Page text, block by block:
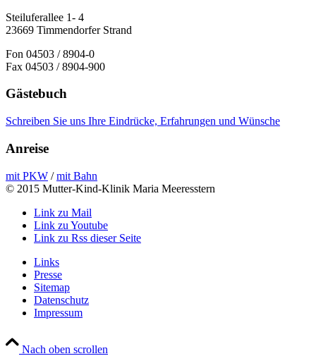
Steiluferallee 1- 4
23669 Timmendorfer Strand
Fon 04503 / 8904-0
Fax 04503 / 8904-900
Gästebuch
Schreiben Sie uns Ihre Eindrücke, Erfahrungen und Wünsche
Anreise
mit PKW /mit Bahn
© 2015 Mutter-Kind-Klinik Maria Meeresstern
Link zu Mail
Link zu Youtube
Link zu Rss dieser Seite
Links
Presse
Sitemap
Datenschutz
Impressum
Nach oben scrollen